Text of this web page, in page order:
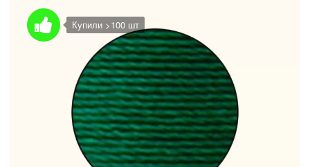
Купили >100 шт